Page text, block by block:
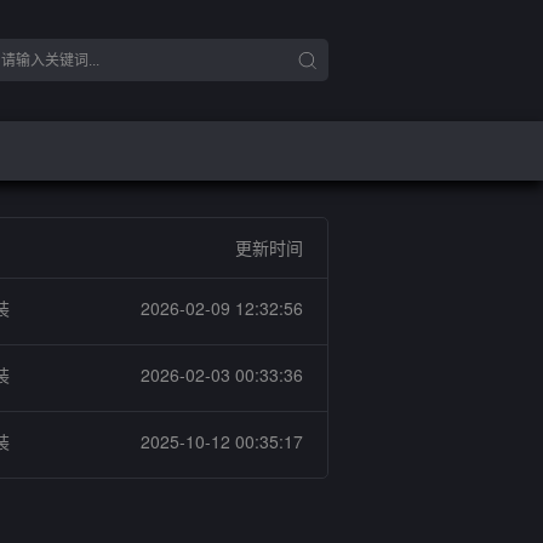
更新时间
2026-02-09 12:32:56
2026-02-03 00:33:36
2025-10-12 00:35:17